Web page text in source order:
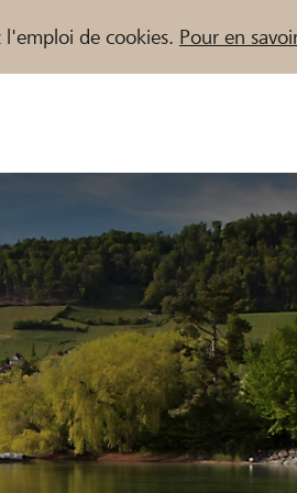
l'emploi de cookies. Pour en